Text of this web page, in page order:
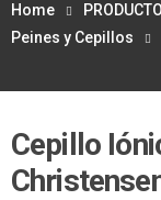
Home
Peines y Cepillos
Cepillo